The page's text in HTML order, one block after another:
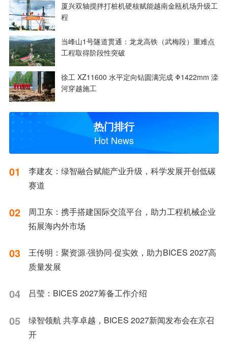
厦兴双轴搅拌打桩机硬核赋能越南金瓯机场升级工
程
当峰山1号隧道贯通：龙龙高铁（武梅段）重难点
工程取得阶段性突破
徐工 XZ11600 水平定向钻圆满完成 Φ1422mm 滦
河穿越施工
热门排行
Hot News
01
李建友：绿智融合赋能产业升级，科学发展开创低碳
赛道
02
周卫东：携手搭建国际交流平台，助力工程机械企业
拓展海内外市场
03
王传明：聚资源·强协同·促实效，助力BICES 2027高
质量发展
04 吕莹：BICES 2027筹备工作介绍
05
绿智领航 共享卓越，BICES 2027新闻发布会在京召
开